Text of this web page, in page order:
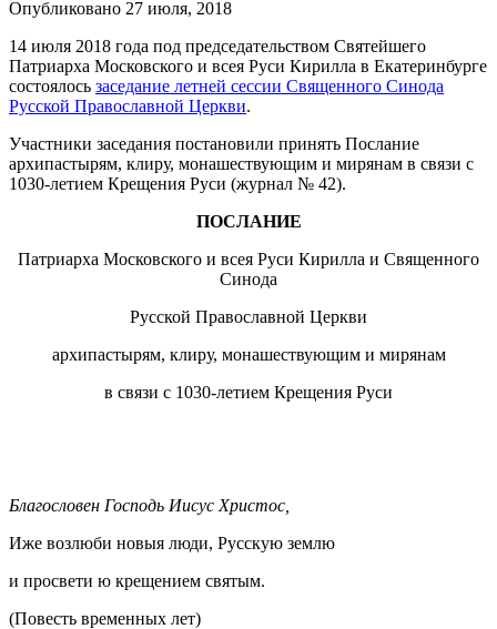
Опубликовано 27 июля, 2018
14 июля 2018 года под председательством Святейшего
Патриарха Московского и всея Руси Кирилла в Екатеринбурге
состоялось заседание летней сессии Священного Синода
Русской Православной Церкви.
Участники заседания постановили принять Послание
архипастырям, клиру, монашествующим и мирянам в связи с
1030-летием Крещения Руси (журнал № 42).
ПОСЛАНИЕ
Патриарха Московского и всея Руси Кирилла и Священного
Синода
Русской Православной Церкви
архипастырям, клиру, монашествующим и мирянам
в связи с 1030-летием Крещения Руси
Благословен Господь Иисус Христос,
Иже возлюби новыя люди, Русскую землю
и просвети ю крещением святым.
(Повесть временных лет)